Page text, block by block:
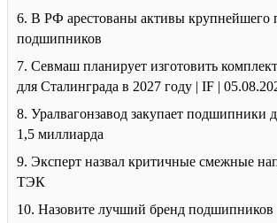
6. В РФ арестованы активы крупнейшего
подшипников
7. Севмаш планирует изготовить
для Сталинграда в 2027 году | IF |
8. Уралвагонзавод закупает подшипники
1,5 миллиарда
9. Эксперт назвал критичные смежные
ТЭК
10. Назовите лучший бренд подшипников